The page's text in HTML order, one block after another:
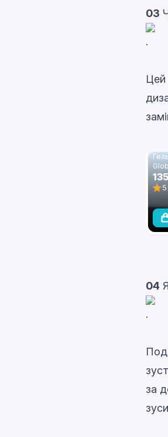
03
.
Цей
135
5
04
.
за